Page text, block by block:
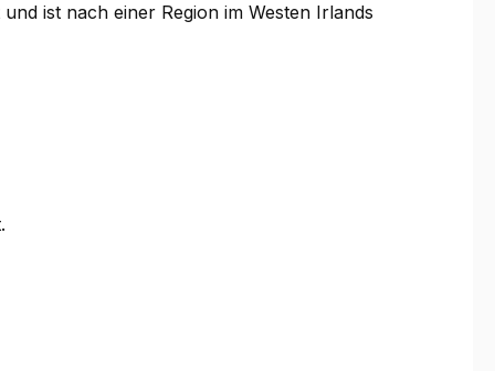
ist nach einer Region im Westen Irlands